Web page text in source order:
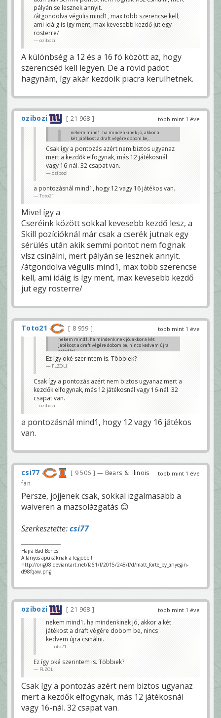
pályán se lesznek annyit.
/átgondolva végülis mind1, max több szerencse kell,
ami idáig is így ment, max kevesebb kezdő jut egy
rosterre/
ozibozi
A különbség a 12 és a 16 fö között az, hogy
szerencséd kell legyen. De a rövid padot
hagynám, így akár kezdöik piacra kerülhetnek.
több mint 1 éve
ozibozi 21 968
nekem mind1. ha mindenkinek jó, akkor a
két játékost a draft végére dobom be,
Toto21
Ez így oké szerintem is. Többiek?
FLZOLI
Csak így a pontozás azért nem biztos ugyanaz
mert a kezdők elfogynak, más 12 játékosnál
vagy 16-nál. 32 csapat van.
ozibozi
a pontozásnál mind1, hogy 12 vagy 16 játékos van.
Toto21
Mivel így a
Cseréink között sokkal kevesebb kezdő lesz, a
Skill pozícióknál már csak a cserék jutnak egy
sérülés után akik semmi pontot nem fognak
vlsz csinálni, mert pályán se lesznek annyit.
/átgondolva végülis mind1, max több szerencse
kell, ami idáig is így ment, max kevesebb kezdő
jut egy rosterre/
több mint 1 éve
Toto21 8 959
nekem mind1. ha mindenkinek jó, akkor a két
játékost a draft végére dobom be, nincs kedvem újra
csinálni.
Toto21
Ez így oké szerintem is. Többiek?
FLZOLI
Csak így a pontozás azért nem biztos ugyanaz mert a
kezdők elfogynak, más 12 játékosnál vagy 16-nál. 32
csapat van.
ozibozi
a pontozásnál mind1, hogy 12 vagy 16 játékos
van.
több mint 1 éve
csi77 9 506
— Bears & Illinois
fan
Persze, jöjjenek csak, sokkal izgalmasabb a
waiveren a mazsolázgatás 😊
Szerkesztette:csi77
Hajrá Bad Bones!
A lányos apukáknak a legjobb!!
http://orig08.deviantart.net/fa61/f/2015/248/f/d/matt_forte_by_anyegin-
d98fqaw.png
több mint 1 éve
ozibozi
21 968
nekem mind1. ha mindenkinek jó, akkor a két
játékost a draft végére dobom be, nincs
kedvem újra csinálni.
Toto21
Ez így oké szerintem is. Többiek?
FLZOLI
Csak így a pontozás azért nem biztos ugyanaz
mert a kezdők elfogynak, más 12 játékosnál
vagy 16-nál. 32 csapat van.